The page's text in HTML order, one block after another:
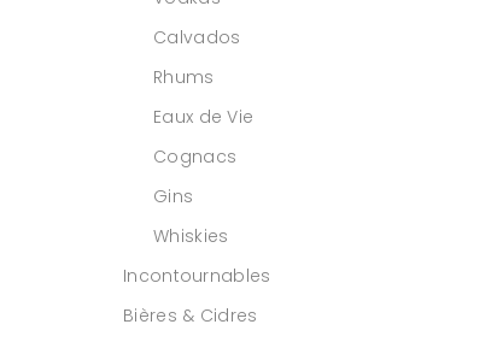
Calvados
Rhums
Eaux de Vie
Cognacs
Gins
Whiskies
Incontournables
Bières & Cidres